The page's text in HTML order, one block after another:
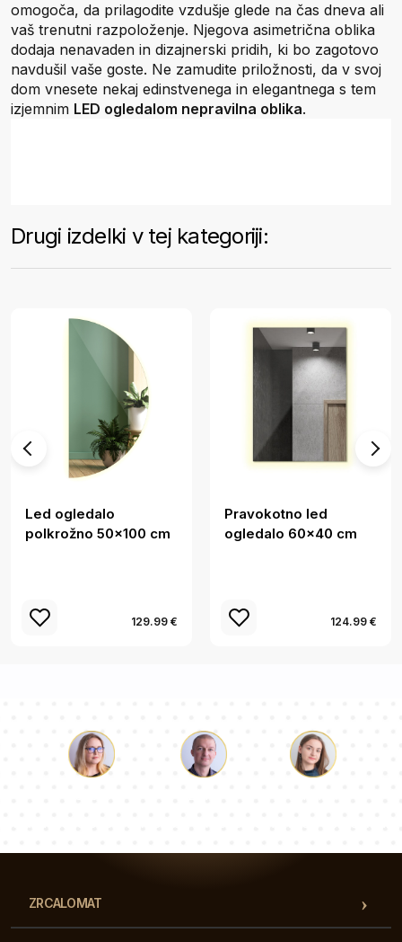
omogoča, da prilagodite vzdušje glede na čas dneva ali
vaš trenutni razpoloženje. Njegova asimetrična oblika
dodaja nenavaden in dizajnerski pridih, ki bo zagotovo
navdušil vaše goste. Ne zamudite priložnosti, da v svoj
dom vnesete nekaj edinstvenega in elegantnega s tem
izjemnim LED ogledalom nepravilna oblika.
Drugi izdelki v tej kategoriji:
Led ogledalo
polkrožno 50x100 cm
129.99 €
Pravokotno led
ogledalo 60x40 cm
124.99 €
ZRCALOMAT